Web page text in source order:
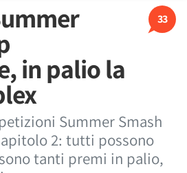
33
in palio la
Summer Smash
2: tutti possono
tanti premi in palio,